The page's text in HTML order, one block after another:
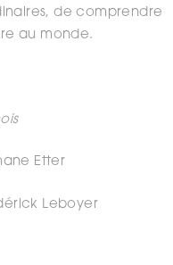
de comprendre
au monde.
Etter
Leboyer